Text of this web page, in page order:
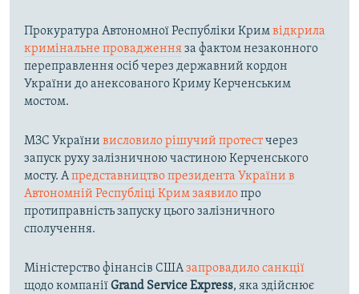
Прокуратура Автономної Республіки Кримвідкрила
кримінальне провадженняза фактом незаконного
переправлення осіб через державний кордон
України до анексованого Криму Керченським
мостом.
МЗС України висловило рішучий протестчерез
запуск руху залізничною частиною Керченського
мосту. Апредставництво президента України в
Автономній Республіці Крим заявилопро
протиправність запуску цього залізничного
сполучення.
Міністерство фінансів СШАзапровадило санкції
щодо компаніїGrand Service Express, яка здійснює